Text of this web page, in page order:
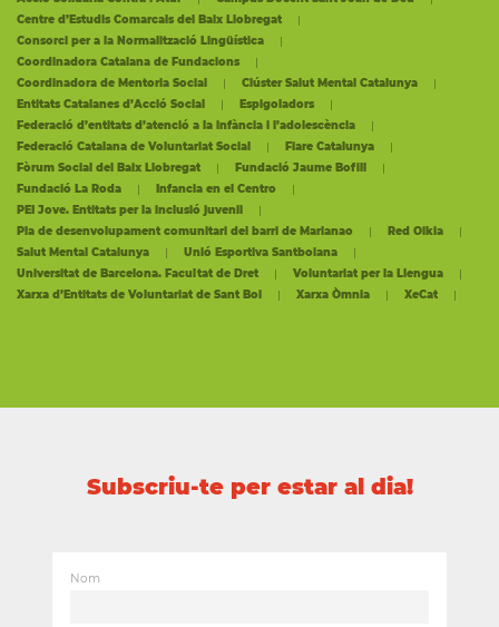
Centre d’Estudis Comarcals del Baix Llobregat
Consorci per a la Normalització Lingüística
Coordinadora Catalana de Fundacions
Coordinadora de Mentoria Social
Clúster Salut Mental Catalunya
Entitats Catalanes d’Acció Social
Espigoladors
Federació d’entitats d’atenció a la infància i l’adolescència
Federació Catalana de Voluntariat Social
Fiare Catalunya
Fòrum Social del Baix Llobregat
Fundació Jaume Bofill
Fundació La Roda
Infancia en el Centro
PEI Jove. Entitats per la inclusió juvenil
Pla de desenvolupament comunitari del barri de Marianao
Red Oikia
Salut Mental Catalunya
Unió Esportiva Santboiana
Universitat de Barcelona. Facultat de Dret
Voluntariat per la Llengua
Xarxa d’Entitats de Voluntariat de Sant Boi
Xarxa Òmnia XeCat
Subscriu-te per estar al dia!
Nom